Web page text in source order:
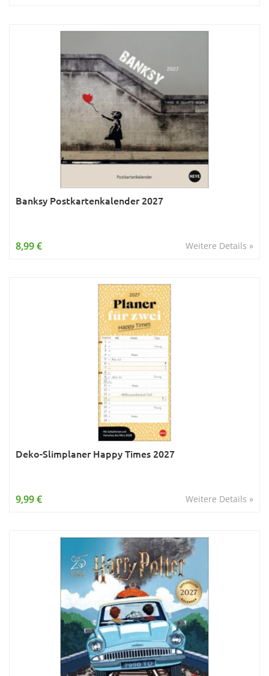
Banksy Postkartenkalender 2027
Weitere Details »
8,99 €
Deko-Slimplaner Happy Times 2027
Weitere Details »
9,99 €